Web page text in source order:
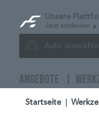
Unsere
Jetzt entdecken
Auto auswählen
ANGEBOTE
Startseite